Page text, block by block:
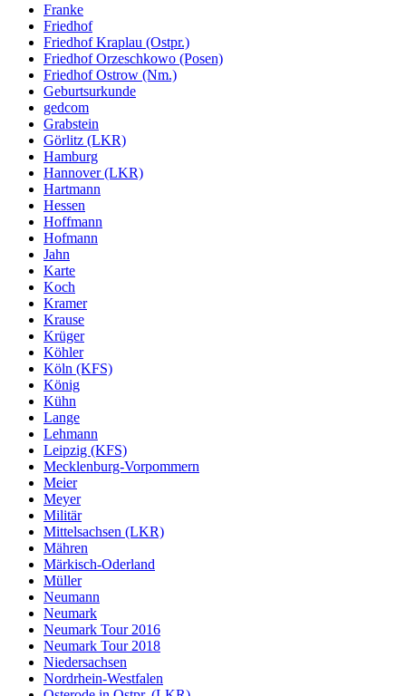
Franke
Friedhof
Friedhof Kraplau (Ostpr.)
Friedhof Orzeschkowo (Posen)
Friedhof Ostrow (Nm.)
Geburtsurkunde
gedcom
Grabstein
Görlitz (LKR)
Hamburg
Hannover (LKR)
Hartmann
Hessen
Hoffmann
Hofmann
Jahn
Karte
Koch
Kramer
Krause
Krüger
Köhler
Köln (KFS)
König
Kühn
Lange
Lehmann
Leipzig (KFS)
Mecklenburg-Vorpommern
Meier
Meyer
Militär
Mittelsachsen (LKR)
Mähren
Märkisch-Oderland
Müller
Neumann
Neumark
Neumark Tour 2016
Neumark Tour 2018
Niedersachsen
Nordrhein-Westfalen